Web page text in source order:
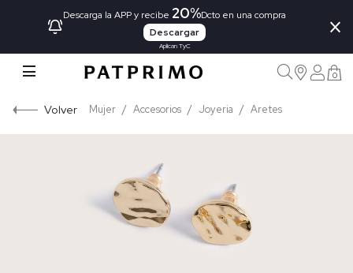
Descarga la APP y recibe 20%Dcto en una compra
Descargar
Aplican TyC
×
0
Volver Mujer Accesorios Joyeria Aretes